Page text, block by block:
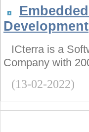
Development
ICterra is a
Company with
(13-02-2022)